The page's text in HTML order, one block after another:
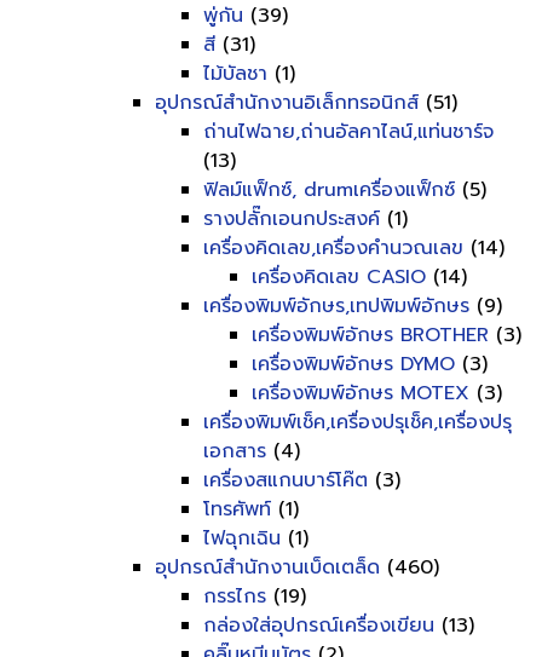
พู่กัน (39)
สี (31)
ไม้บัลชา (1)
อุปกรณ์สำนักงานอิเล็กทรอนิกส์ (51)
ถ่านไฟฉาย,ถ่านอัลคาไลน์,แท่นชาร์จ
(13)
ฟิลม์แฟ็กซ์, drumเครื่องแฟ็กซ์ (5)
รางปลั๊กเอนกประสงค์ (1)
เครื่องคิดเลข,เครื่องคำนวณเลข (14)
เครื่องคิดเลข CASIO (14)
เครื่องพิมพ์อักษร,เทปพิมพ์อักษร (9)
เครื่องพิมพ์อักษร BROTHER (3)
เครื่องพิมพ์อักษร DYMO (3)
เครื่องพิมพ์อักษร MOTEX (3)
เครื่องพิมพ์เช็ค,เครื่องปรุเช็ค,เครื่องปรุ
เอกสาร (4)
เครื่องสแกนบาร์โค๊ต (3)
โทรศัพท์ (1)
ไฟฉุกเฉิน (1)
อุปกรณ์สำนักงานเบ็ดเตล็ด (460)
กรรไกร (19)
กล่องใส่อุปกรณ์เครื่องเขียน (13)